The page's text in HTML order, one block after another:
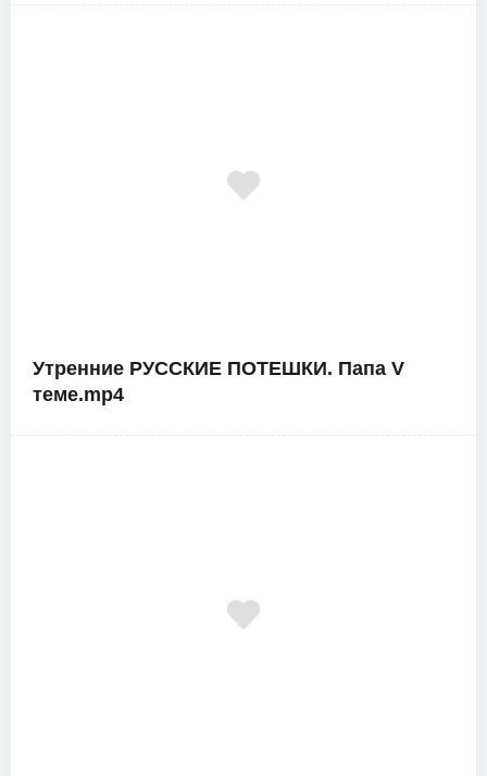
Утренние РУССКИЕ ПОТЕШКИ. Папа V
теме.mp4